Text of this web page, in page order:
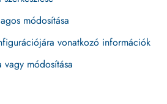
módosítása
vonatkozó információk
módosítása